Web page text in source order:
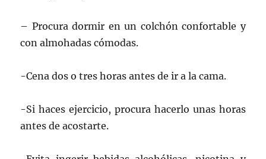
– Procura dormir en un colchón confortable y
con almohadas cómodas.
-Cena dos o tres horas antes de ir a la cama.
-Si haces ejercicio, procura hacerlo unas horas
antes de acostarte.